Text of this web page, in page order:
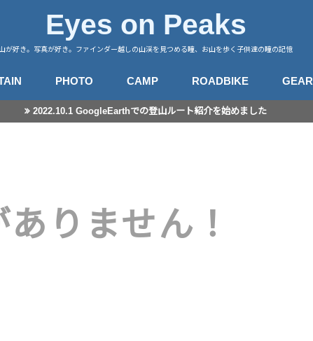
Eyes on Peaks
が好き。写真が好き。ファインダー越しの山渓を見つめる瞳、お山を歩く子供達の瞳の記憶
中央アルプス
南アルプス
八ヶ岳
谷川・武尊
赤城・榛名・荒船
四阿山
奥秩父
奥武蔵
高尾・陣馬
富士・御坂
丹沢
伊豆・愛鷹
箱根・湯河原
東海
房総・三浦
子連れ登山のこと
登山とITと
登山ギア
登山ギア(子供用)
PHOTO
カメラ
レンズ
星景撮影
日常スナップ
CAMP
キャンプサイト
ROADBIKE
ライドログ
GEAR
2022.10.1 GoogleEarthでの登山ルート紹介を始めました
りません！